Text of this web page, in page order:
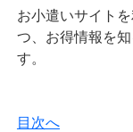
お小遣いサイト
つ、お得情報を
す。
目次へ